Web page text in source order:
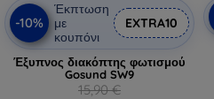
-10%
Έκπτωση
με
κουπόνι
EXTRA10
Έξυπνος διακόπτης φωτισμού
Gosund SW9
15,90 €